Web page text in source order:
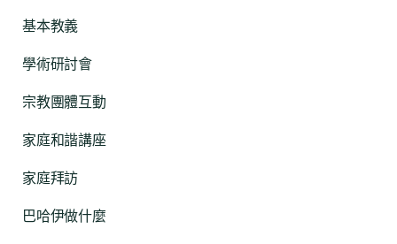
基本教義
學術研討會
宗教團體互動
家庭和諧講座
家庭拜訪
巴哈伊做什麼